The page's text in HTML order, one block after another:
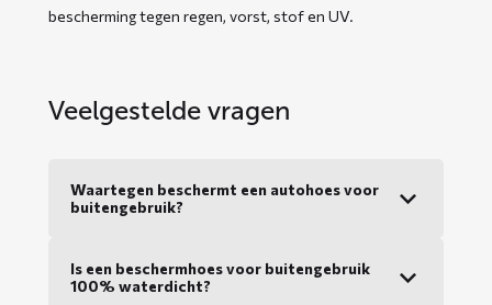
bescherming tegen regen, vorst, stof en UV.
Veelgestelde vragen
Waartegen beschermt een autohoes voor
buitengebruik?
Is een beschermhoes voor buitengebruik
100% waterdicht?